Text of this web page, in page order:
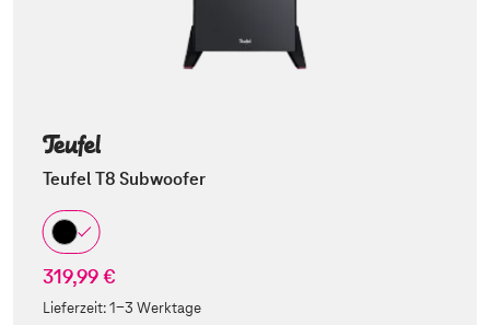
Teufel T8 Subwoofer
319,99 €
Lieferzeit:1-3 Werktage